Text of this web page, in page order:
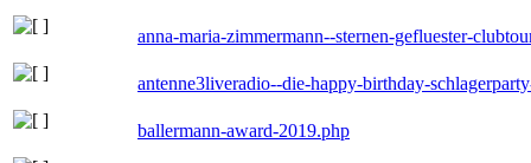
anna-maria-zimmermann--sternen-gefluester-
antenne3liveradio--die-happy-birthday-
ballermann-award-2019.php